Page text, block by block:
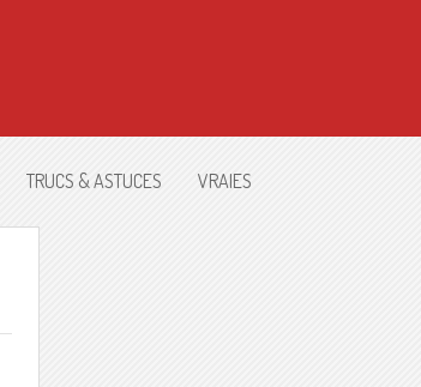
TRUCS & ASTUCES VRAIES